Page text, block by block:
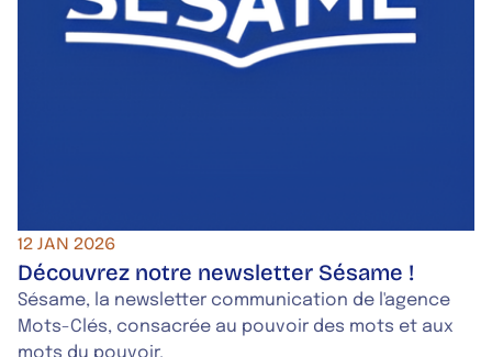
12 JAN 2026
Découvrez notre newsletter Sésame !
Sésame, la newsletter communication de l'agence
Mots-Clés, consacrée au pouvoir des mots et aux
mots du pouvoir.